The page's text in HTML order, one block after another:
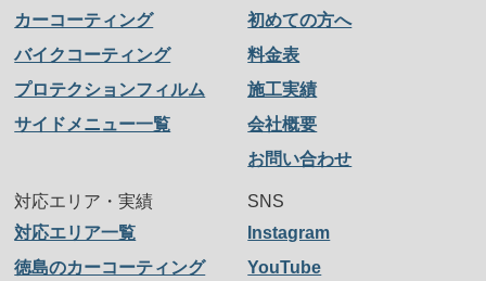
カーコーティング
バイクコーティング
プロテクションフィルム
サイドメニュー一覧
初めての方へ
料金表
施工実績
会社概要
お問い合わせ
対応エリア・実績
対応エリア一覧
徳島のカーコーティング
SNS
Instagram
YouTube